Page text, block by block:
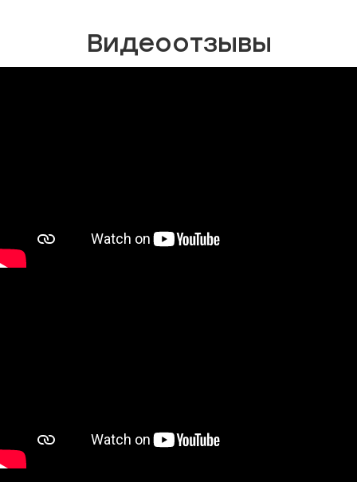
Видеоотзывы